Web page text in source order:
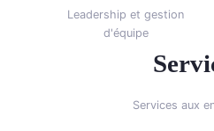
Leadership et gestion
d'équipe
Services aux